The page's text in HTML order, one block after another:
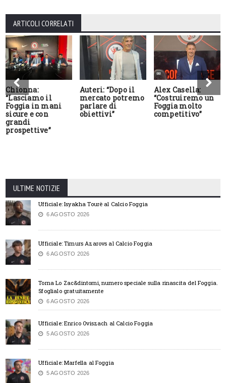
ARTICOLI CORRELATI
Chionna:
“Lasciamo il
Foggia in mani
sicure e con
grandi
prospettive”
Auteri: “Dopo il
mercato potremo
parlare di
obiettivi”
Alex Casella:
“Costruiremo un
Foggia molto
competitivo”
ULTIME NOTIZIE
Ufficiale: Isyakha Tourè al Calcio Foggia
6 AGOSTO 2026
Ufficiale: Timurs Azarovs al Calcio Foggia
6 AGOSTO 2026
Torna Lo Zac&dintorni, numero speciale sulla rinascita del Foggia.
Sfoglialo gratuitamente
6 AGOSTO 2026
Ufficiale: Enrico Oviszach al Calcio Foggia
5 AGOSTO 2026
Ufficiale: Marfella al Foggia
5 AGOSTO 2026